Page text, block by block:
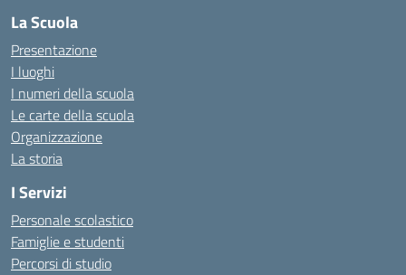
La Scuola
Presentazione
I luoghi
I numeri della scuola
Le carte della scuola
Organizzazione
La storia
I Servizi
Personale scolastico
Famiglie e studenti
Percorsi di studio